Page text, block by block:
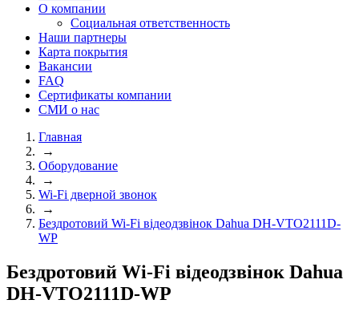
О компании
Социальная ответственность
Наши партнеры
Карта покрытия
Вакансии
FAQ
Сертификаты компании
СМИ о нас
Главная
→
Оборудование
→
Wi-Fi дверной звонок
→
Бездротовий Wi-Fi відеодзвінок Dahua DH-VTO2111D-
WP
Бездротовий Wi-Fi відеодзвінок Dahua
DH-VTO2111D-WP